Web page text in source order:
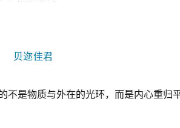
贝迩佳君
不是物质与外在的光环，而是内心重归